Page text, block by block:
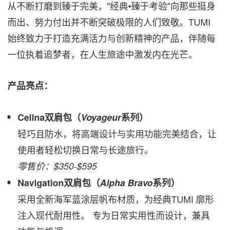
从不断打磨到臻于完美，"经典•臻于考验"向那些挺身
而出、努力付出并不断突破极限的人们致敬。TUMI
始终致力于打造充满活力与创新精神的产品，伴随每
一位执着追梦者，在人生旅途中激发内在光芒。
产品亮点：
Celina双肩包（Voyageur系列）
轻巧且防水，将高端设计与实用功能完美结合，让
使用者轻松切换日常与长途旅行。
零售价： $350-$595
Navigation双肩包（Alpha Bravo系列）
采用全新海军蓝涂层帆布材质，为经典TUMI 廓形
注入现代耐用性。 专为日常实用性而设计，兼具